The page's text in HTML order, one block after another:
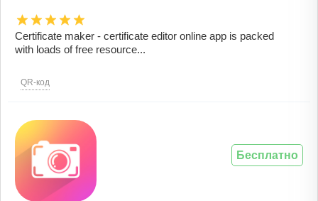
Certificate maker - certificate editor online app is packed
with loads of free resource...
QR-код
Бесплатно